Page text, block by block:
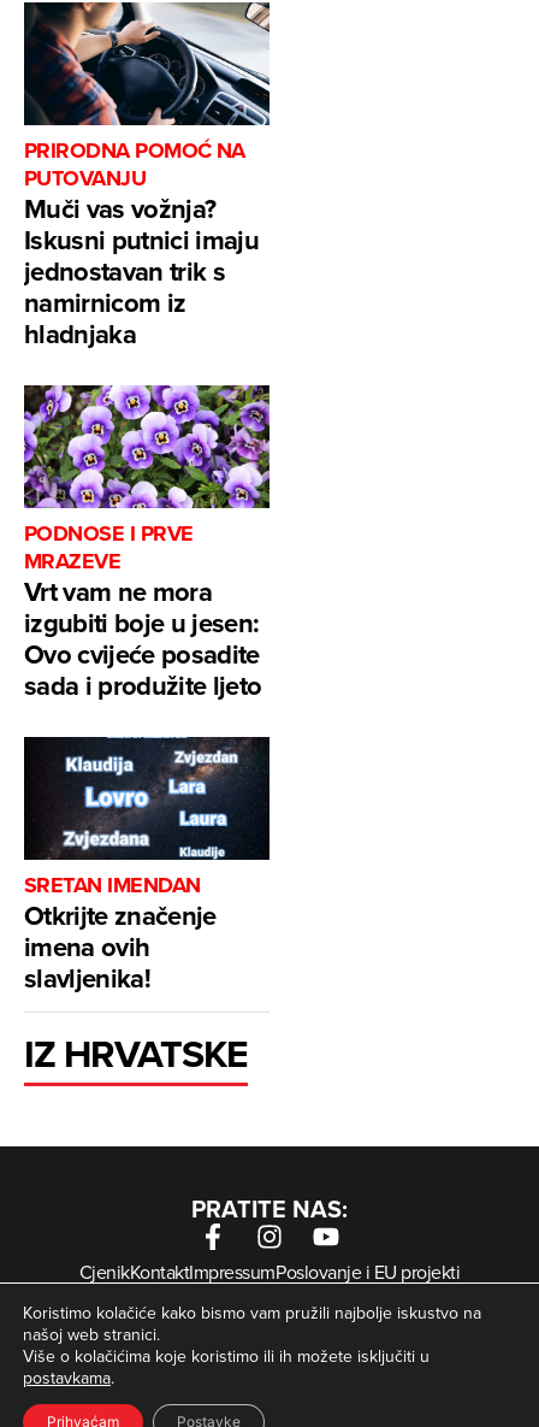
PRIRODNA POMOĆ NA
PUTOVANJU
Muči vas vožnja?
Iskusni putnici imaju
jednostavan trik s
namirnicom iz
hladnjaka
PODNOSE I PRVE
MRAZEVE
Vrt vam ne mora
izgubiti boje u jesen:
Ovo cvijeće posadite
sada i produžite ljeto
SRETAN IMENDAN
Otkrijte značenje
imena ovih
slavljenika!
IZ HRVATSKE
PRATITE NAS:
CjenikKontaktImpressumPoslovanje i EU projekti
Arhiva digitalnih novina
Uvjeti korištenjaZaštita privatnosti
Kolačići
© Zagorje International – Sva prava pridržana | Developed
bykrMedia
Koristimo kolačiće kako bismo vam pružili najbolje iskustvo na
našoj web stranici.
Više o kolačićima koje koristimo ili ih možete isključiti u
postavkama.
Prihvaćam Postavke